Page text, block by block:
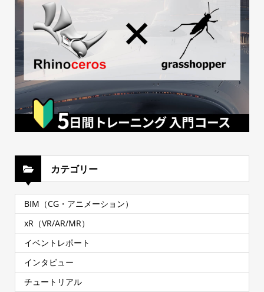
カテゴリー
BIM（CG・アニメーション）
xR（VR/AR/MR）
イベントレポート
インタビュー
チュートリアル